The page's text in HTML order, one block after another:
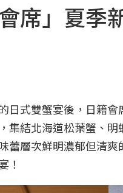
席」夏季
式雙蟹宴後，日籍
集結北海道松葉蟹、
蕾層次鮮明濃郁但清
！